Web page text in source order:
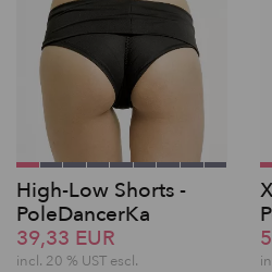
High-Low Shorts -
PoleDancerKa
39,33 EUR
incl. 20 % UST escl.